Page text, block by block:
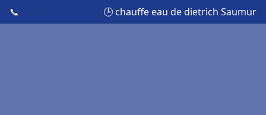
📞 🕒 chauffe eau de dietrich Saumur